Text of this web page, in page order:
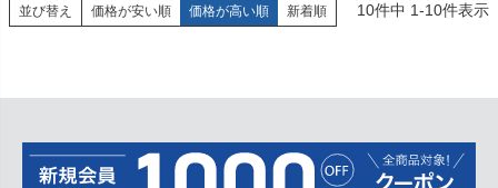
並び替え 価格が安い順 価格が高い順 新着順 10件中 1-10件表示